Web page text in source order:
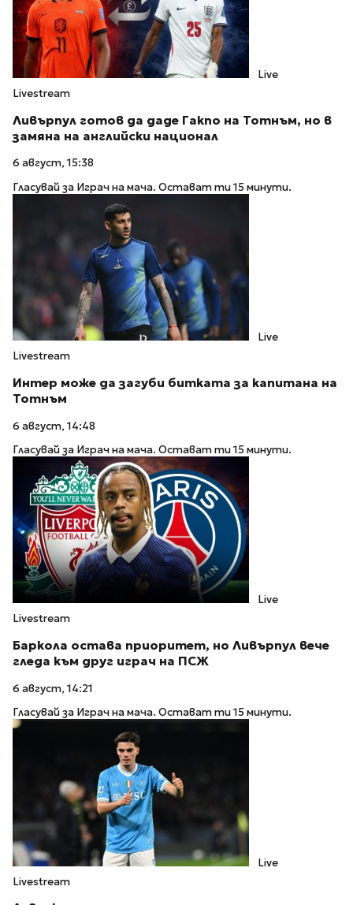
Live
Livestream
Ливърпул готов да даде Гакпо на Тотнъм, но в
замяна на английски национал
6 август, 15:38
Гласувай за Играч на мача. Остават ти 15 минути.
Live
Livestream
Интер може да загуби битката за капитана на
Тотнъм
6 август, 14:48
Гласувай за Играч на мача. Остават ти 15 минути.
Live
Livestream
Баркола остава приоритет, но Ливърпул вече
гледа към друг играч на ПСЖ
6 август, 14:21
Гласувай за Играч на мача. Остават ти 15 минути.
Live
Livestream